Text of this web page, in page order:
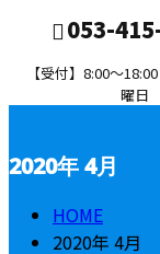
053-
【受付】8:00～
曜日
CONTACT
2020年 4月
HOME
2020年 4月